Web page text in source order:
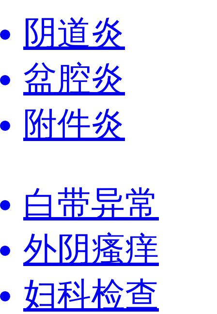
阴道炎
盆腔炎
附件炎
白带异常
外阴瘙痒
妇科检查